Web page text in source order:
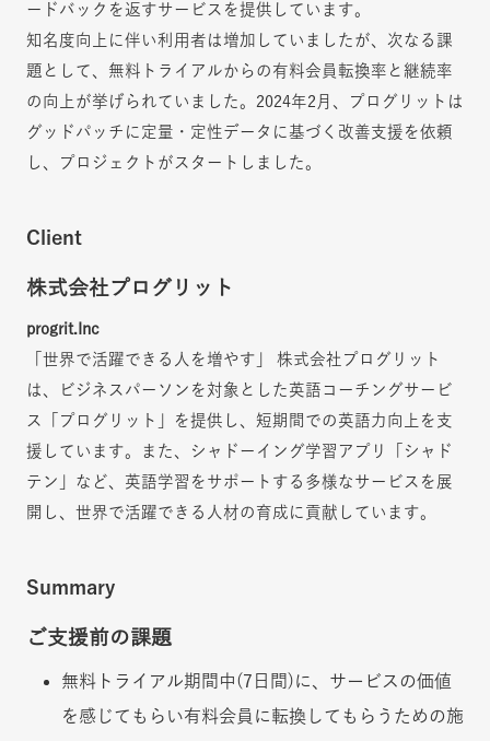
ードバックを返すサービスを提供しています。
知名度向上に伴い利用者は増加していましたが、次なる課
題として、無料トライアルからの有料会員転換率と継続率
の向上が挙げられていました。2024年2月、プログリットは
グッドパッチに定量・定性データに基づく改善支援を依頼
し、プロジェクトがスタートしました。
Client
株式会社プログリット
progrit.Inc
「世界で活躍できる人を増やす」 株式会社プログリット
は、ビジネスパーソンを対象とした英語コーチングサービ
ス「プログリット」を提供し、短期間での英語力向上を支
援しています。また、シャドーイング学習アプリ「シャド
テン」など、英語学習をサポートする多様なサービスを展
開し、世界で活躍できる人材の育成に貢献しています。
Summary
ご支援前の課題
無料トライアル期間中(7日間)に、サービスの価値
を感じてもらい有料会員に転換してもらうための施